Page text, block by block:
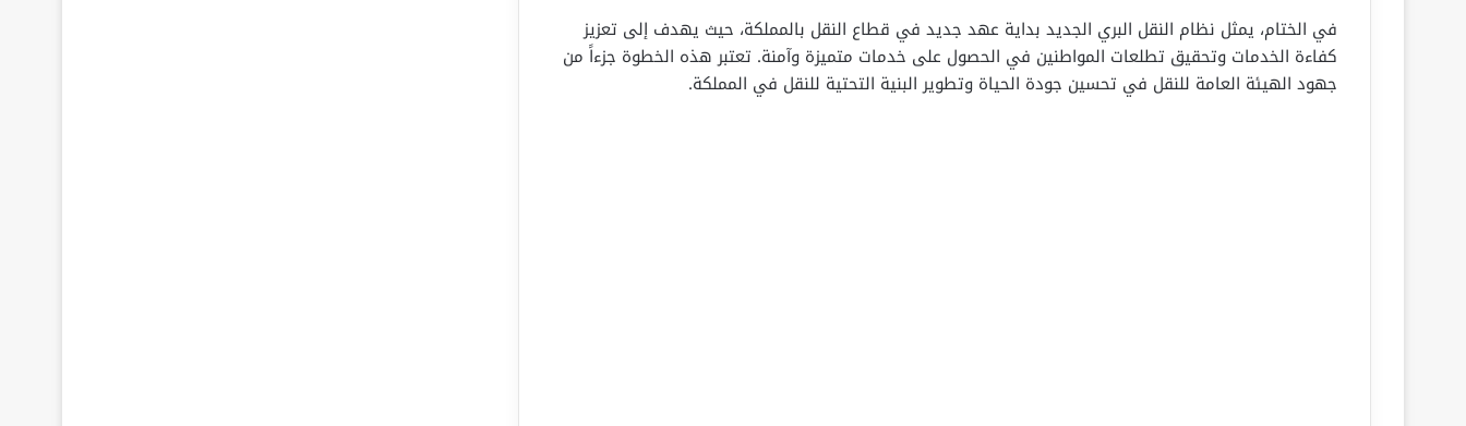
في الختام، يمثل نظام النقل البري الجديد بداية عهد جديد في قطاع النقل بالمملكة، حيث يهدف إلى تعزيز
كفاءة الخدمات وتحقيق تطلعات المواطنين في الحصول على خدمات متميزة وآمنة. تعتبر هذه الخطوة جزءاً من
جهود الهيئة العامة للنقل في تحسين جودة الحياة وتطوير البنية التحتية للنقل في المملكة.